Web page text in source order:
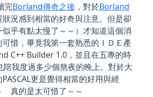
完Borland傳奇之後 ，對於Borland
況感到相當的好奇與注意。但是卻
乎有點太慢了～～）才知道這個消
惜，畢竟我第一套熟悉的ＩＤＥ產
C++ Builder 1.0，並且在五專的時
陪我度過多少個熬夜的晚上。對於大
更是覺得相當的好用與經
真的是太可惜了～～